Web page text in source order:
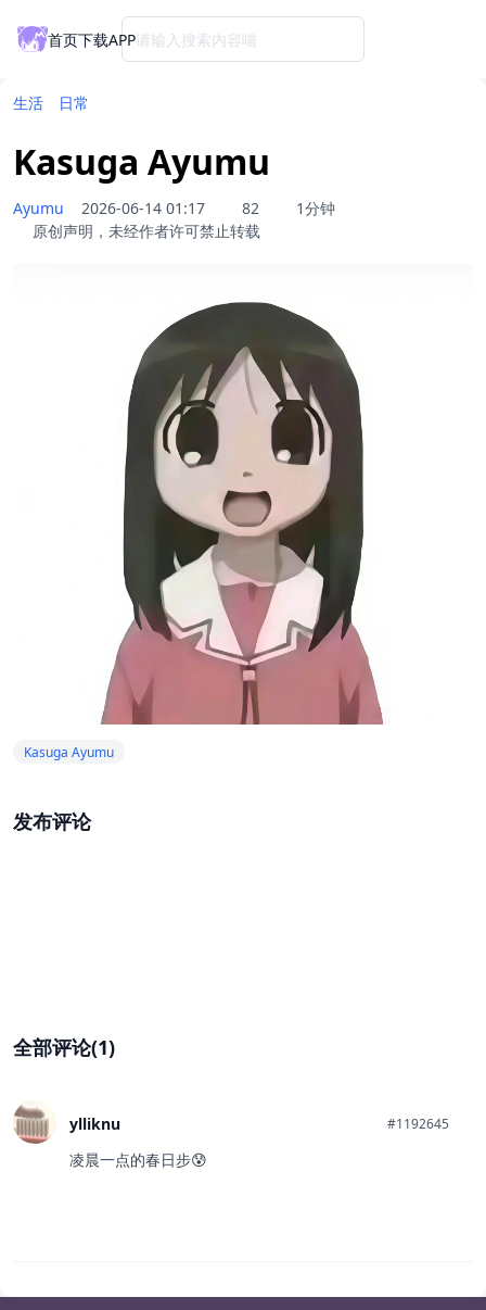
首页下载APP请输入搜索内容喵
生活 日常
Kasuga Ayumu
Ayumu 2026-06-14 01:17 82
1分钟
原创声明，未经作者许可禁止转载
Kasuga Ayumu
发布评论
全部评论(1)
ylliknu #1192645
凌晨一点的春日步😰